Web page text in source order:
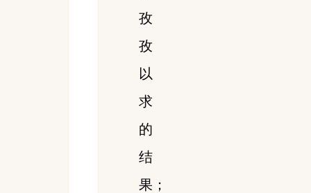
孜
孜
以
求
的
结
果；